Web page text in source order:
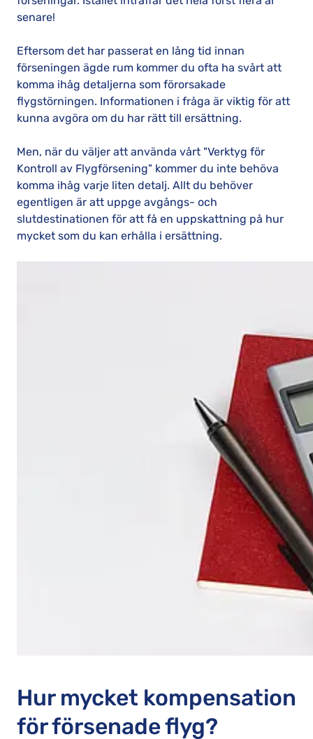
senare!
Eftersom det har passerat en lång tid innan
förseningen ägde rum kommer du ofta ha svårt att
komma ihåg detaljerna som förorsakade
flygstörningen. Informationen i fråga är viktig för att
kunna avgöra om du har rätt till ersättning.
Men, när du väljer att använda vårt "Verktyg för
Kontroll av Flygförsening" kommer du inte behöva
komma ihåg varje liten detalj. Allt du behöver
egentligen är att uppge avgångs- och
slutdestinationen för att få en uppskattning på hur
mycket som du kan erhålla i ersättning.
Hur mycket kompensation
för försenade flyg?